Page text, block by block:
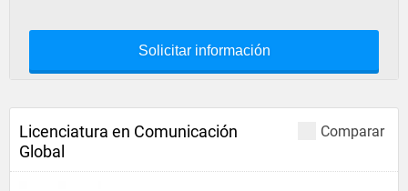
Solicitar información
Comparar
Licenciatura en Comunicación
Global